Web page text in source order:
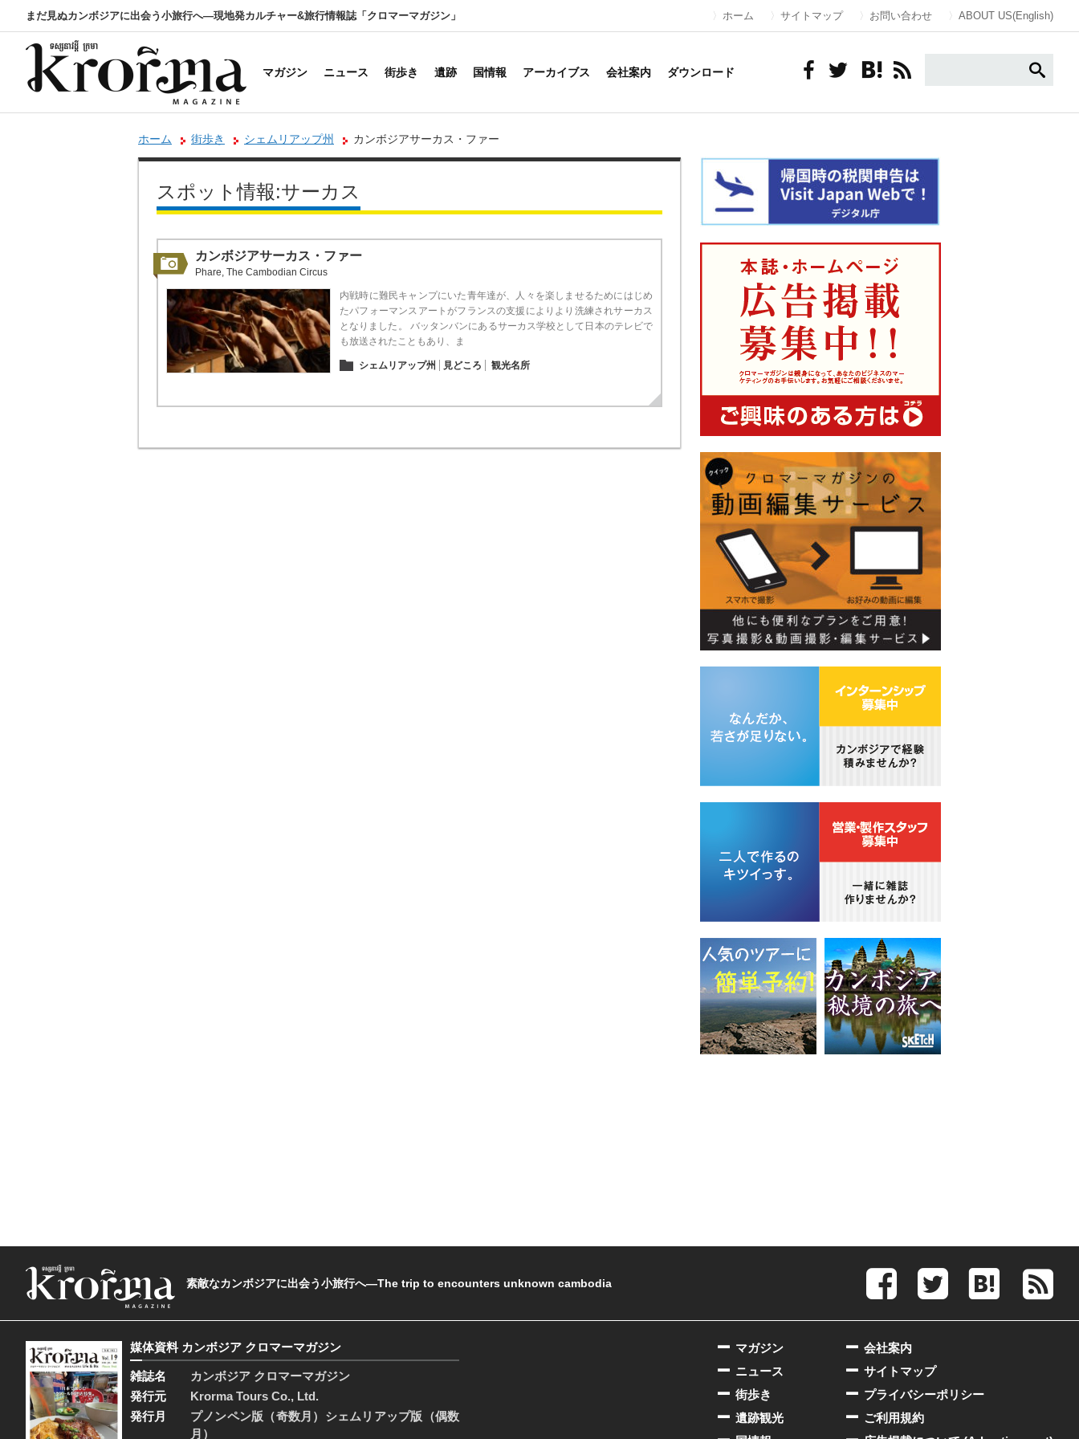
まだ見ぬカンボジアに出会う小旅行へ―現地発カルチャー&旅行情報誌「クロマーマガジン」 ホーム サイトマップ お問い合わせ ABOUT US(English)
マガジン ニュース 街歩き 遺跡 国情報 アーカイブス 会社案内 ダウンロード
ホーム 街歩き シェムリアップ州 カンボジアサーカス・ファー
スポット情報:サーカス
カンボジアサーカス・ファー
Phare, The Cambodian Circus
内戦時に難民キャンプにいた青年達が、人々を楽しませるためにはじめ
たパフォーマンスアートがフランスの支援によりより洗練されサーカス
となりました。 バッタンバンにあるサーカス学校として日本のテレビで
も放送されたこともあり、ま
シェムリアップ州 見どころ 観光名所
素敵なカンボジアに出会う小旅行へ―The trip to encounters unknown cambodia
媒体資料 カンボジア クロマーマガジン
雑誌名
カンボジア クロマーマガジン
発行元
Krorma Tours Co., Ltd.
発行月
プノンペン版（奇数月）シェムリアップ版（偶数
月）
会社案内
サイトマップ
プライバシーポリシー
ご利用規約
マガジン
ニュース
街歩き
遺跡観光